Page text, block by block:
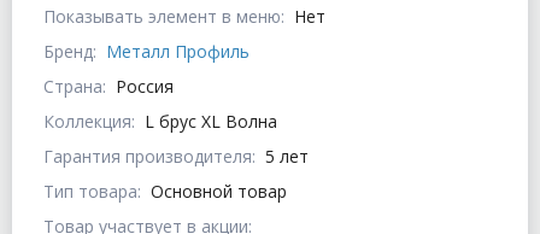
Показывать элемент в меню: Нет
Бренд: Металл Профиль
Страна: Россия
Коллекция: L брус XL Волна
Гарантия производителя: 5 лет
Тип товара: Основной товар
Товар участвует в акции: